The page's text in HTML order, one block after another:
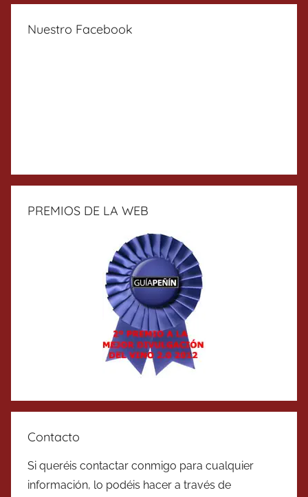
Nuestro Facebook
PREMIOS DE LA WEB
Contacto
Si queréis contactar conmigo para cualquier
información, lo podéis hacer a través de